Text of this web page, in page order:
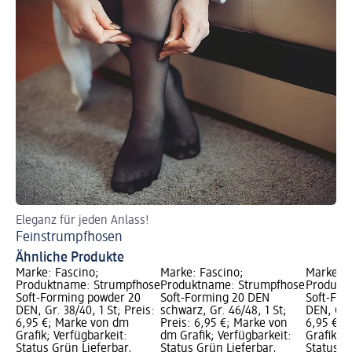
Eleganz für jeden Anlass!
Feinstrumpfhosen
Ähnliche Produkte
Marke: Fascino;
Produktname: Strumpfhose
Soft-Forming powder 20
DEN, Gr. 38/40, 1 St; Preis:
6,95 €; Marke von dm
Grafik; Verfügbarkeit:
Status Grün Lieferbar,
Marke: Fascino;
Produktname: Strumpfhose
Soft-Forming 20 DEN
schwarz, Gr. 46/48, 1 St;
Preis: 6,95 €; Marke von
dm Grafik; Verfügbarkeit:
Status Grün Lieferbar,
Marke:
Soft-
DEN,
6,95 €;
Grafik;
Status